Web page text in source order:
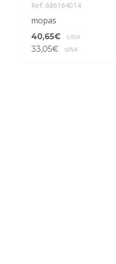
Ref: 686164014
mopas
40,65€ c/IVA
33,05€ s/IVA